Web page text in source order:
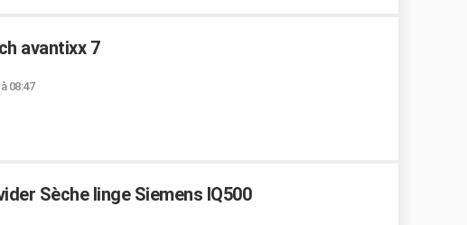
avantixx 7
08:47
Sèche linge Siemens IQ500